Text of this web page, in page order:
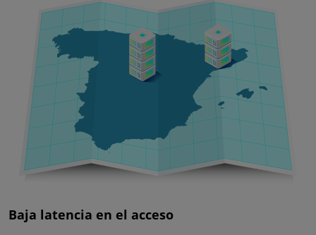
Baja latencia en el acceso